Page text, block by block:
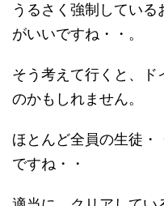
うるさく強制してい
がいいですね・・。
そう考えて行くと、ド
のかもしれません。
ほとんど全員の生徒・
ですね・・